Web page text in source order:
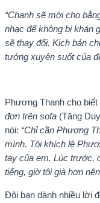
“Chanh sẽ mời cho
nhạc để không bị khán
sẽ thay đổi. Kịch bản
tưởng xuyên suốt của
Phương Thanh cho
đơn trên sofa (Tăng
nói: “Chỉ cần Phương
mình. Tôi khích lệ
tay của em. Lúc trước,
tiếng, giờ tôi già hơn
Đôi bạn dành nhiều lời